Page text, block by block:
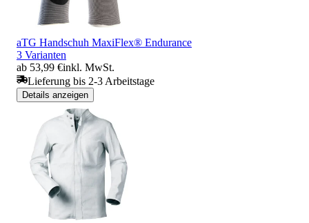
aTG Handschuh MaxiFlex® Endurance
3 Varianten
ab 53,99 €inkl. MwSt.
Lieferung bis 2-3 Arbeitstage
Details anzeigen